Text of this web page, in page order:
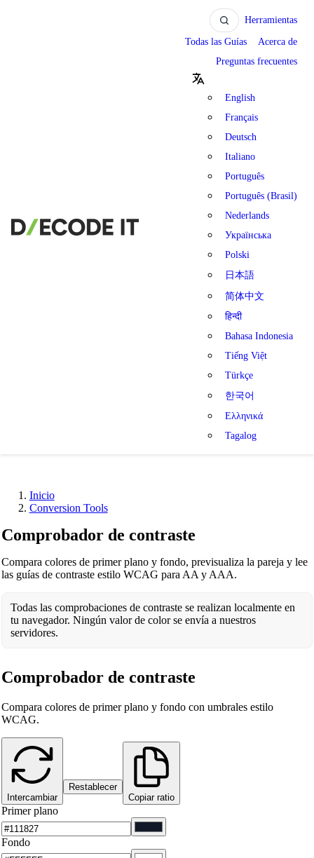
Herramientas
Todas las Guías
Acerca de
Preguntas frecuentes
English
Français
Deutsch
Italiano
Português
Português (Brasil)
Nederlands
Українська
Polski
日本語
简体中文
हिन्दी
Bahasa Indonesia
Tiếng Việt
Türkçe
한국어
Ελληνικά
Tagalog
Inicio
Conversion Tools
Comprobador de contraste
Compara colores de primer plano y fondo, previsualiza la pareja y lee
las guías de contraste estilo WCAG para AA y AAA.
Todas las comprobaciones de contraste se realizan localmente en
tu navegador. Ningún valor de color se envía a nuestros
servidores.
Comprobador de contraste
Compara colores de primer plano y fondo con umbrales estilo
WCAG.
Intercambiar
Restablecer
Copiar ratio
Primer plano
Fondo